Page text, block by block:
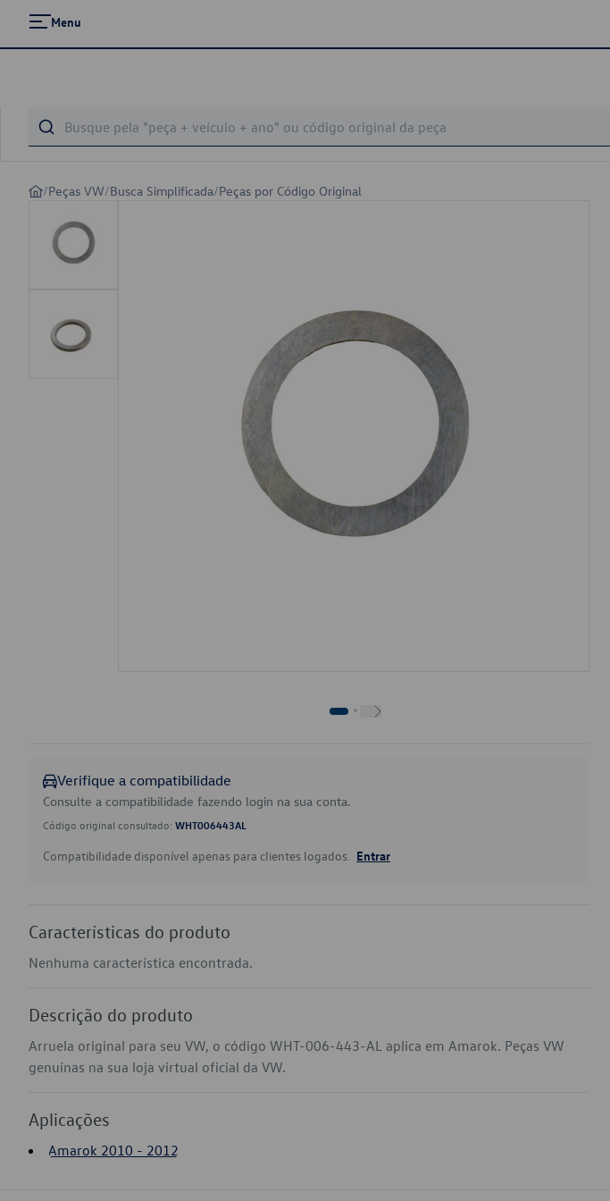
Menu
/Peças VW/Busca Simplificada/Peças por Código Original
Verifique a compatibilidade
Consulte a compatibilidade fazendo login na sua conta.
Código original consultado: WHT006443AL
Compatibilidade disponível apenas para clientes logados. Entrar
Características do produto
Nenhuma característica encontrada.
Descrição do produto
Arruela original para seu VW, o código WHT-006-443-AL aplica em Amarok. Peças VW
genuínas na sua loja virtual oficial da VW.
Aplicações
Amarok 2010 - 2012